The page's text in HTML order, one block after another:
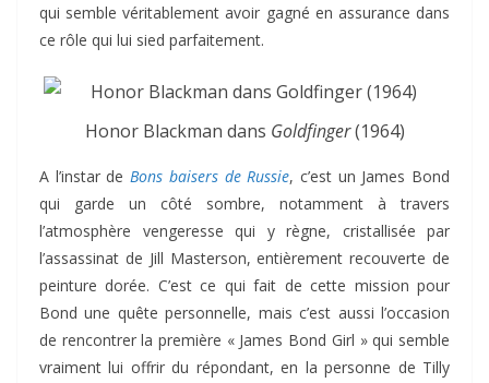
qui semble véritablement avoir gagné en assurance dans
ce rôle qui lui sied parfaitement.
Honor Blackman dans Goldfinger(1964)
A l’instar deBons baisers de Russie, c’est un James Bond
qui garde un côté sombre, notamment à travers
l’atmosphère vengeresse qui y règne, cristallisée par
l’assassinat de Jill Masterson, entièrement recouverte de
peinture dorée. C’est ce qui fait de cette mission pour
Bond une quête personnelle, mais c’est aussi l’occasion
de rencontrer la première « James Bond Girl » qui semble
vraiment lui offrir du répondant, en la personne de Tilly